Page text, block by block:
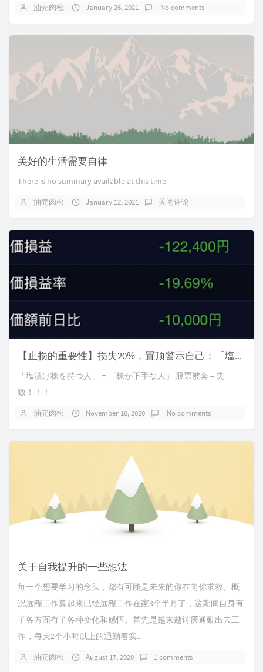
油売肉松 January 26, 2021 No comments
美好的生活需要自律
There is no summary available at this time
油売肉松 January 12, 2021 关闭评论
【止损的重要性】损失20%，置顶警示自己：「塩漬け株を持つ人」＝「株が下手な人」
「塩漬け株を持つ人」＝「株が下手な人」 股票被套 = 失
败！！！
油売肉松 November 18, 2020 No comments
关于自我提升的一些想法
每一个想要学习的念头，都有可能是未来的你在向你求救。概
况远程工作算起来已经远程工作在家3个半月了，这期间自身有
了各方面有了各种变化和感悟。首先是越来越讨厌通勤出去工
作，每天2个小时以上的通勤着实...
油売肉松 August 17, 2020 1 comments